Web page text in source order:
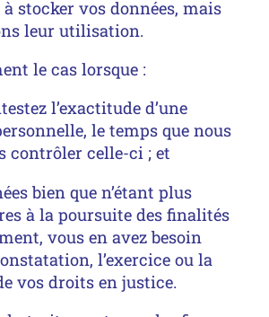
stocker vos données, mais
leur utilisation.
le cas lorsque :
l’exactitude d’une
le temps que nous
contrôler celle-ci ; et
bien que n’étant plus
à la poursuite des finalités
vous en avez besoin
l’exercice ou la
vos droits en justice.